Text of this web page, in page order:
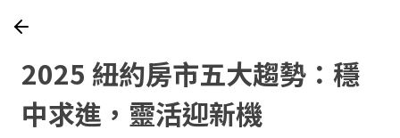
2025 紐約房市五大趨勢：穩
中求進，靈活迎新機